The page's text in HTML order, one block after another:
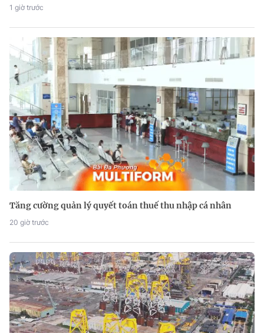
1 giờ trước
Tăng cường quản lý quyết toán thuế thu nhập cá nhân
20 giờ trước